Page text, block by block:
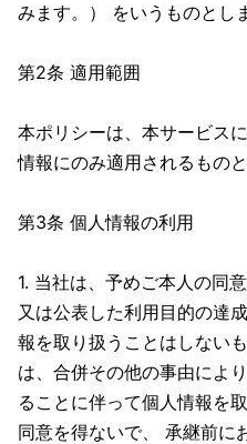
みます。） をいうものとし
第2条 適用範囲
本ポリシーは、本サービス
情報にのみ適用されるものと
第3条 個人情報の利用
1. 当社は、予めご本人の同
又は公表した利用目的の達
報を取り扱うことはしない
は、合併その他の事由によ
ることに伴って個人情報を
同意を得ないで、 承継前に